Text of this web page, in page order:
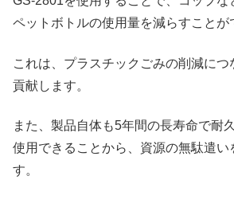
ペットボトルの使用量を減らすことが
これは、プラスチックごみの削減につ
貢献します。
また、製品自体も5年間の長寿命で耐
使用できることから、資源の無駄遣い
す。